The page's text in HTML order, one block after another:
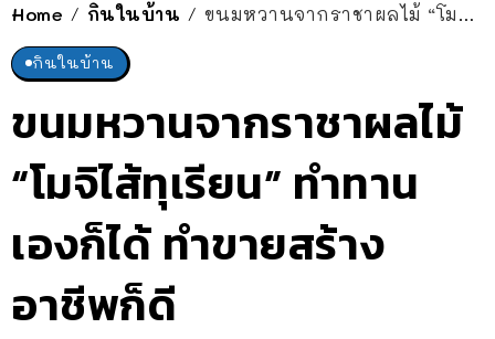
Home / กินในบ้าน / ขนมหวานจากราชาผลไม้ “โมจิไส้ทุเรียน” ทำทานเองก็ได้ ทำขายสร้างอาชีพก็ดี
กินในบ้าน
ขนมหวานจากราชาผลไม้
“โมจิไส้ทุเรียน” ทำทาน
เองก็ได้ ทำขายสร้าง
อาชีพก็ดี